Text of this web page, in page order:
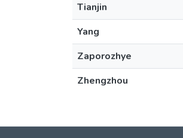
Tianjin
Yang
Zaporozhye
Zhengzhou